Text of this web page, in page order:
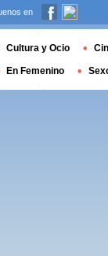
en
Cultura y Ocio
En Femenino